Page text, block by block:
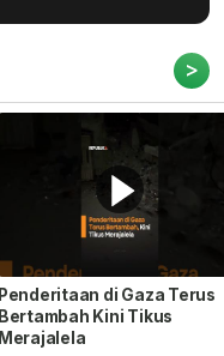
>
Penderitaan di Gaza Terus
Bertambah Kini Tikus
Merajalela